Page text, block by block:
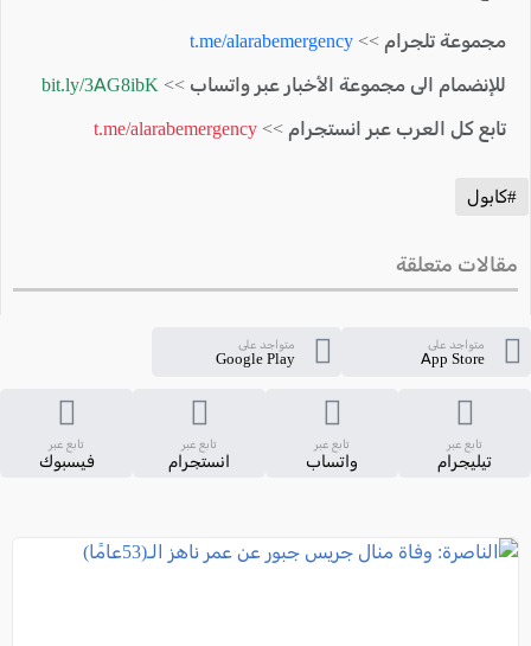
مجموعة تلجرام >> t.me/alarabemergency
للإنضمام الى مجموعة الأخبار عبر واتساب >> bit.ly/3AG8ibK
تابع كل العرب عبر انستجرام >> t.me/alarabemergency
#كابول
مقالات متعلقة
متواجد على
App Store
متواجد على
Google Play
تابع عبر
تيليجرام
تابع عبر
واتساب
تابع عبر
انستجرام
تابع عبر
فيسبوك